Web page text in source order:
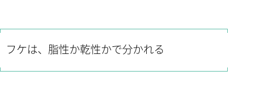
フケは、脂性か乾性かで分かれる